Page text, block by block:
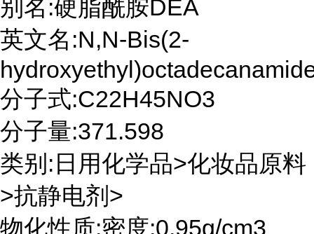
别名:硬脂酰胺DEA
英文名:N,N-Bis(2-
分子式:C22H45NO3
分子量:371.598
类别:日用化学品>化妆品原料
>抗静电剂>
物化性质:密度:0.95g/cm3